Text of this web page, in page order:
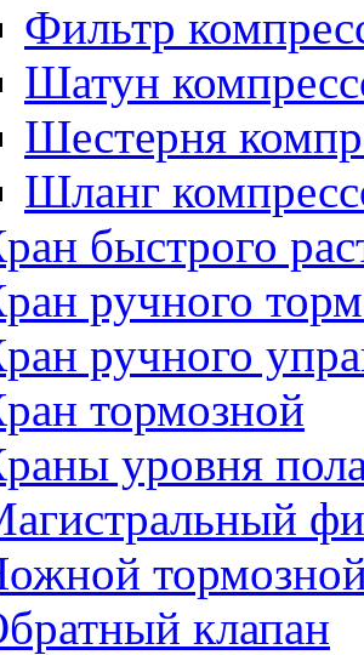
Фильтр
Шатун
Шестерня
Шланг
быстрого
ручного
ручного
тормозной
уровня
клапан